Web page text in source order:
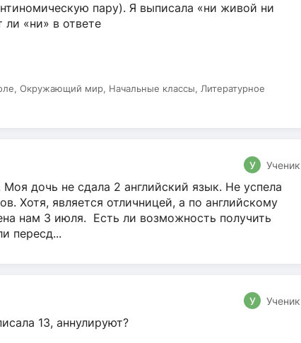
пару). Я выписала «ни живой ни
«ни» в ответе
Окружающий мир, Начальные классы, Литературное
У Ученик
дочь не сдала 2 английский язык. Не успела
Хотя, является отличницей, а по английскому
нам 3 июля. Есть ли возможность получить
пересд...
У Ученик
13, аннулируют?